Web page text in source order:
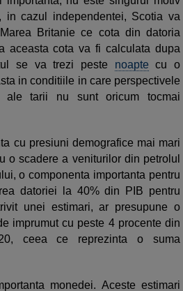
in cazul independentei, Scotia va
Britanie ce cota din datoria
aceasta cota va fi calculata dupa
se va trezi peste noapte cu o
in conditiile in care perspectivele
ale tarii nu sunt oricum tocmai
cu presiuni demografice mai mari
o scadere a veniturilor din petrolul
o componenta importanta pentru
datoriei la 40% din PIB pentru
unei estimari, ar presupune o
imprumut cu peste 4 procente din
ceea ce reprezinta o suma
monedei. Aceste estimari